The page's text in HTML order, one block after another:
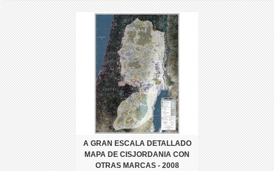
A GRAN ESCALA DETALLADO
MAPA DE CISJORDANIA CON
OTRAS MARCAS - 2008